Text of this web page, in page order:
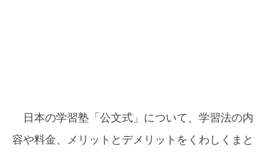
日本の学習塾「公文式」について、学習法の内
容や料金、メリットとデメリットをくわしくまと